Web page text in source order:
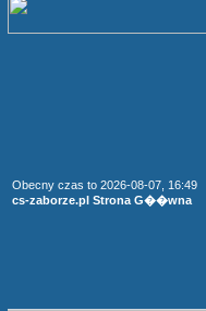
Obecny czas to 2026-08-07, 16:49
cs-zaborze.pl Strona G��wna